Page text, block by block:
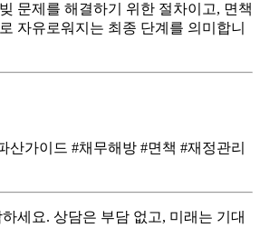
문제를 해결하기 위한 절차이고, 면책
자유로워지는 최종 단계를 의미합니
산가이드 #채무해방 #면책 #재정관리
세요. 상담은 부담 없고, 미래는 기대